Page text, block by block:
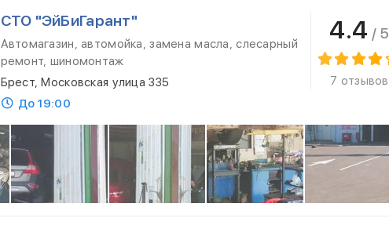
СТО "ЭйБиГарант"
Автомагазин, автомойка, замена масла, слесарный
ремонт, шиномонтаж
Брест, Московская улица 335
До 19:00
4.4 / 5
7 отзывов